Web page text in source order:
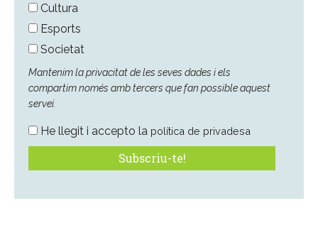
Cultura
Esports
Societat
Mantenim la privacitat de les seves dades i els
compartim només amb tercers que fan possible aquest
servei.
He llegit i accepto la política de privadesa